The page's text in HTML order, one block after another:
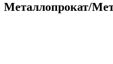
Металлопрокат/